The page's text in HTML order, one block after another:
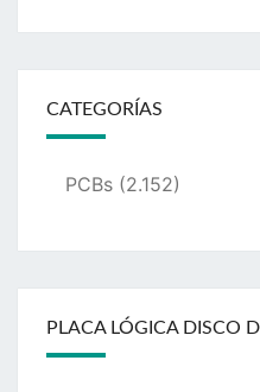
CATEGORÍAS
PCBs (2.152)
PLACA LÓGICA DISCO